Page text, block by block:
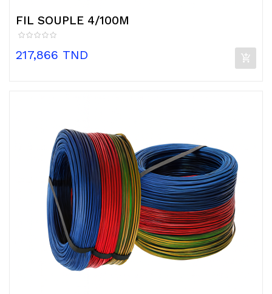
FIL SOUPLE 4/100M
Prix
217,866 TND